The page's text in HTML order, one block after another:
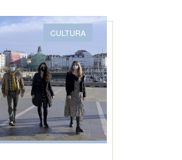
CULTURA